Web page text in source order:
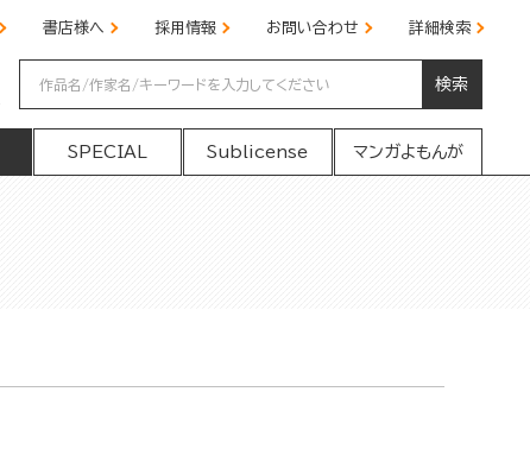
書店様へ 採用情報 お問い合わせ 詳細検索
検索
SPECIAL Sublicense マンガよもんが